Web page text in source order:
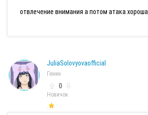
отвлечение внимания а потом атака
JuliaSolovyovaofficial
Генин
0
Новичок